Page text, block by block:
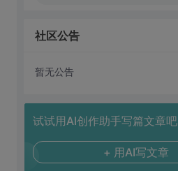
社区公告
暂无公告
试试用AI创作助手写篇文章吧
+ 用AI写文章